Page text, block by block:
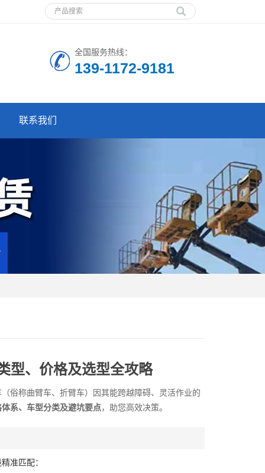
全国服务热线：
139-1172-9181
联系我们
型、价格及选型全攻略
俗称曲臂车、折臂车）因其能跨越障碍、灵活作业的
体系、车型分类及避坑要点，助您高效决策。
准匹配：